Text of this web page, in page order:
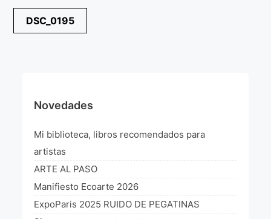
«Impressionnis-vous» Paris 2023
¡VIVE Molière! Un hommage latino-américain à
La Formule de l’art París 2020
L’art Latino-américain à Paris 2019
Reflecting Source. NY 2019
«Sincronías con sentido» Bogotá Colombia 2019
Navegación
de
DSC_0195
Novedades
Mi biblioteca, libros recomendados para
artistas
ARTE AL PASO
Manifiesto Ecoarte 2026
ExpoParis 2025 RUIDO DE PEGATINAS